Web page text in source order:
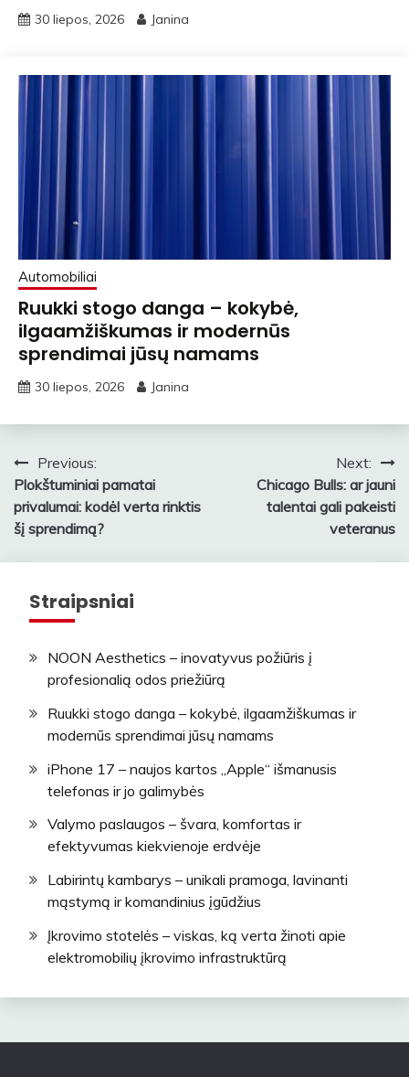
30 liepos, 2026 Janina
Automobiliai
Ruukki stogo danga – kokybė,
ilgaamžiškumas ir modernūs
sprendimai jūsų namams
30 liepos, 2026 Janina
Navigacija
tarp
įrašų
Previous:
Plokštuminiai pamatai
privalumai: kodėl verta rinktis
šį sprendimą?
Next:
Chicago Bulls: ar jauni
talentai gali pakeisti
veteranus
Straipsniai
NOON Aesthetics – inovatyvus požiūris į
profesionalią odos priežiūrą
Ruukki stogo danga – kokybė, ilgaamžiškumas ir
modernūs sprendimai jūsų namams
iPhone 17 – naujos kartos „Apple“ išmanusis
telefonas ir jo galimybės
Valymo paslaugos – švara, komfortas ir
efektyvumas kiekvienoje erdvėje
Labirintų kambarys – unikali pramoga, lavinanti
mąstymą ir komandinius įgūdžius
Įkrovimo stotelės – viskas, ką verta žinoti apie
elektromobilių įkrovimo infrastruktūrą